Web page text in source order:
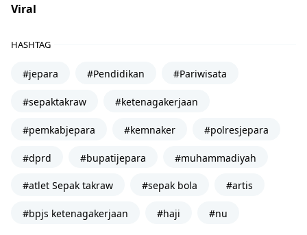
Viral
HASHTAG
#jepara #Pendidikan #Pariwisata
#sepaktakraw #ketenagakerjaan
#pemkabjepara #kemnaker #polresjepara
#dprd #bupatijepara #muhammadiyah
#atlet Sepak takraw #sepak bola #artis
#bpjs ketenagakerjaan #haji #nu